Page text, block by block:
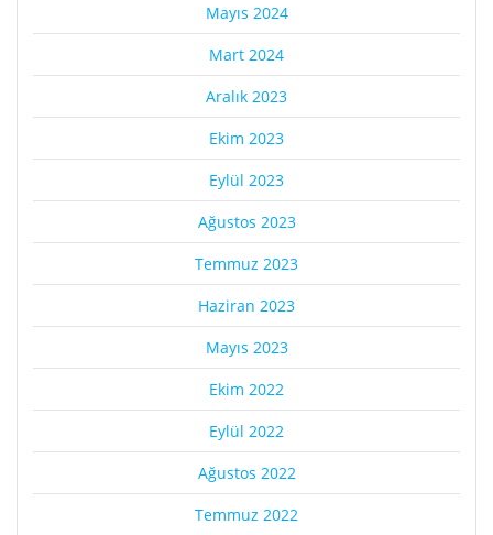
Mayıs 2024
Mart 2024
Aralık 2023
Ekim 2023
Eylül 2023
Ağustos 2023
Temmuz 2023
Haziran 2023
Mayıs 2023
Ekim 2022
Eylül 2022
Ağustos 2022
Temmuz 2022